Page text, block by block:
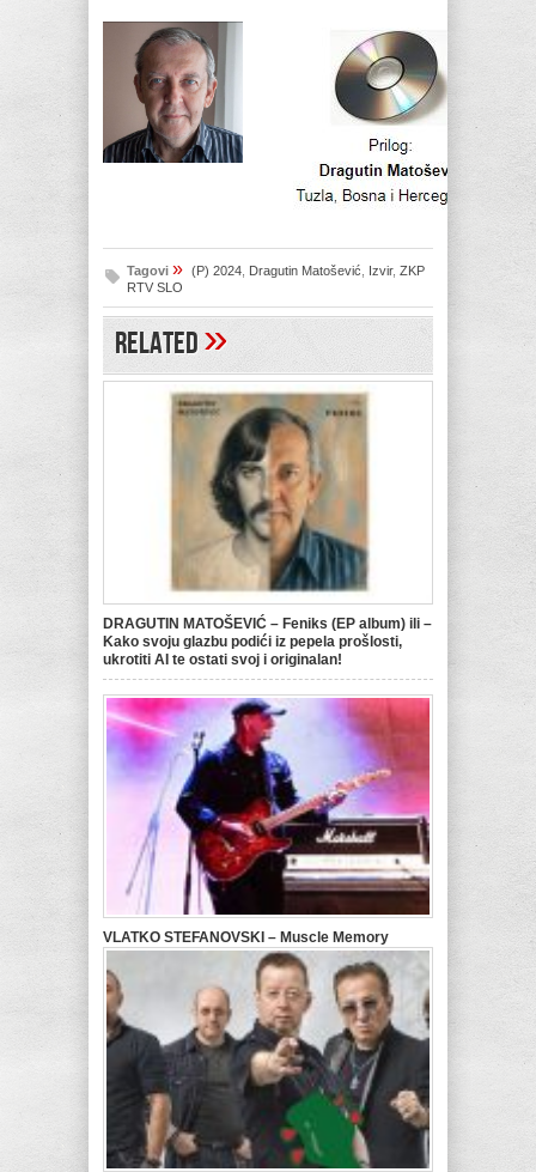
Tagovi » (P) 2024 Dragutin Matošević Izvir, ZKP
RTV SLO
Related»
DRAGUTIN MATOŠEVIĆ – Feniks (EP album) ili –
Kako svoju glazbu podići iz pepela prošlosti,
ukrotiti AI te ostati svoj i originalan!
VLATKO STEFANOVSKI – Muscle Memory